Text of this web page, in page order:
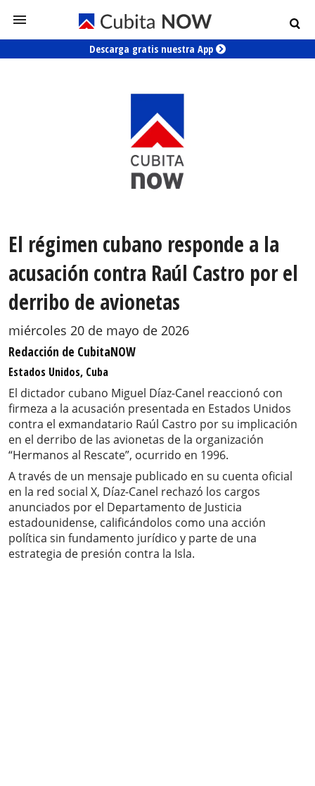
Descarga gratis nuestra App
El régimen cubano responde a la
acusación contra Raúl Castro por el
derribo de avionetas
miércoles 20 de mayo de 2026
Redacción de CubitaNOW
Estados Unidos, Cuba
El dictador cubano Miguel Díaz-Canel reaccionó con
firmeza a la acusación presentada en Estados Unidos
contra el exmandatario Raúl Castro por su implicación
en el derribo de las avionetas de la organización
“Hermanos al Rescate”, ocurrido en 1996.
A través de un mensaje publicado en su cuenta oficial
en la red social X, Díaz-Canel rechazó los cargos
anunciados por el Departamento de Justicia
estadounidense, calificándolos como una acción
política sin fundamento jurídico y parte de una
estrategia de presión contra la Isla.